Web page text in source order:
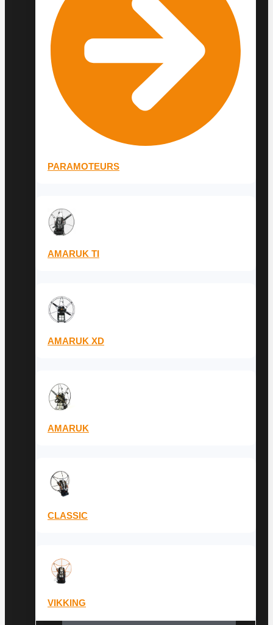
PARAMOTEURS
AMARUK TI
AMARUK XD
AMARUK
CLASSIC
VIKKING